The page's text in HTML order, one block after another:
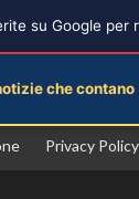
Privacy Policy
su Google per
che contano